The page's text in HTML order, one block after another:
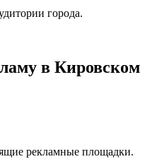
города.
в Кировском
рекламные площадки.